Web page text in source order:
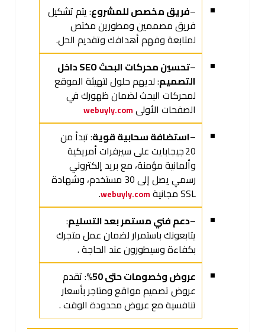
–فريق مخصص للمشروع: يتم تشكيل
فريق مصممين ومطورين مختص
لمتابعة وفهم أهدافك وتقديم الحل.
–
تحسين محركات البحث SEO داخل
التصميم: لديهم حلول لتهيئة الموقع
لمحركات البحث لضمان ظهورك في
الصفحات الأولىwebuyly.com
–استضافة سحابية قوية: تبدأ من
20 جيجابايت على سيرفرات أمريكية
وألمانية مؤمنة، مع بريد إلكتروني
رسمي يصل إلى 30 مستخدم، وشهادة
SSL مجانية
webuyly.com
.
–دعم فني مستمر بعد التسليم:
يتابعونك باستمرار لضمان عمل متجرك
بكفاءة وسيطورون عند الحاجة .
عروض وخصومات حتى 50%
: تقدم
عروض تصميم مواقع ومتاجر بأسعار
تنافسية مع عروض محدودة الوقت .